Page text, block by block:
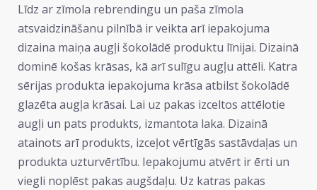
Līdz ar zīmola rebrendingu un paša zīmola
atsvaidzināšanu pilnībā ir veikta arī iepakojuma
dizaina maiņa augļi šokolādē produktu līnijai. Dizainā
dominē košas krāsas, kā arī sulīgu augļu attēli. Katra
sērijas produkta iepakojuma krāsa atbilst šokolādē
glazēta augļa krāsai. Lai uz pakas izceltos attēlotie
augļi un pats produkts, izmantota laka. Dizainā
atainots arī produkts, izceļot vērtīgās sastāvdaļas un
produkta uzturvērtību. Iepakojumu atvērt ir ērti un
viegli noplēst pakas augšdaļu. Uz katras pakas